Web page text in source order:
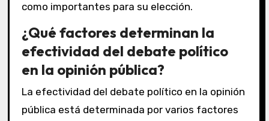
como importantes para su elección.
¿Qué factores determinan la
efectividad del debate político
en la opinión pública?
La efectividad del debate político en la opinión
pública está determinada por varios factores